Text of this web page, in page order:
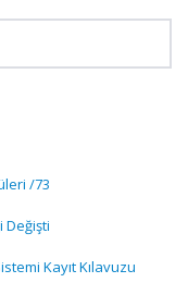
/73
Değişti
Kayıt Kılavuzu